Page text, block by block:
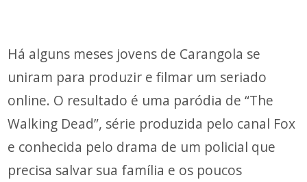
Há alguns meses jovens de Carangola se
uniram para produzir e filmar um seriado
online. O resultado é uma paródia de “The
Walking Dead”, série produzida pelo canal Fox
e conhecida pelo drama de um policial que
precisa salvar sua família e os poucos